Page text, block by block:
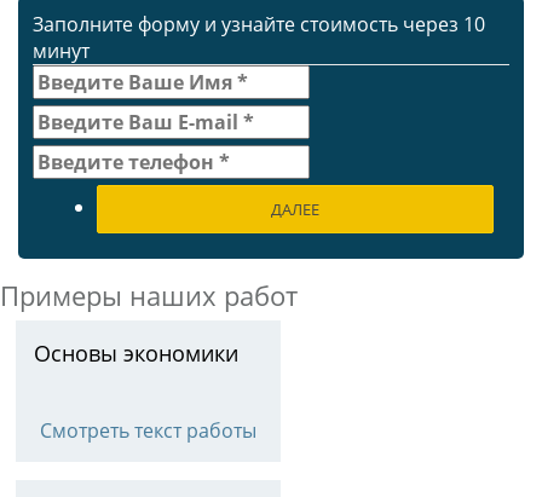
Заполните форму и узнайте стоимость через 10
минут
ДАЛЕЕ
Примеры наших работ
Основы экономики
Смотреть текст работы